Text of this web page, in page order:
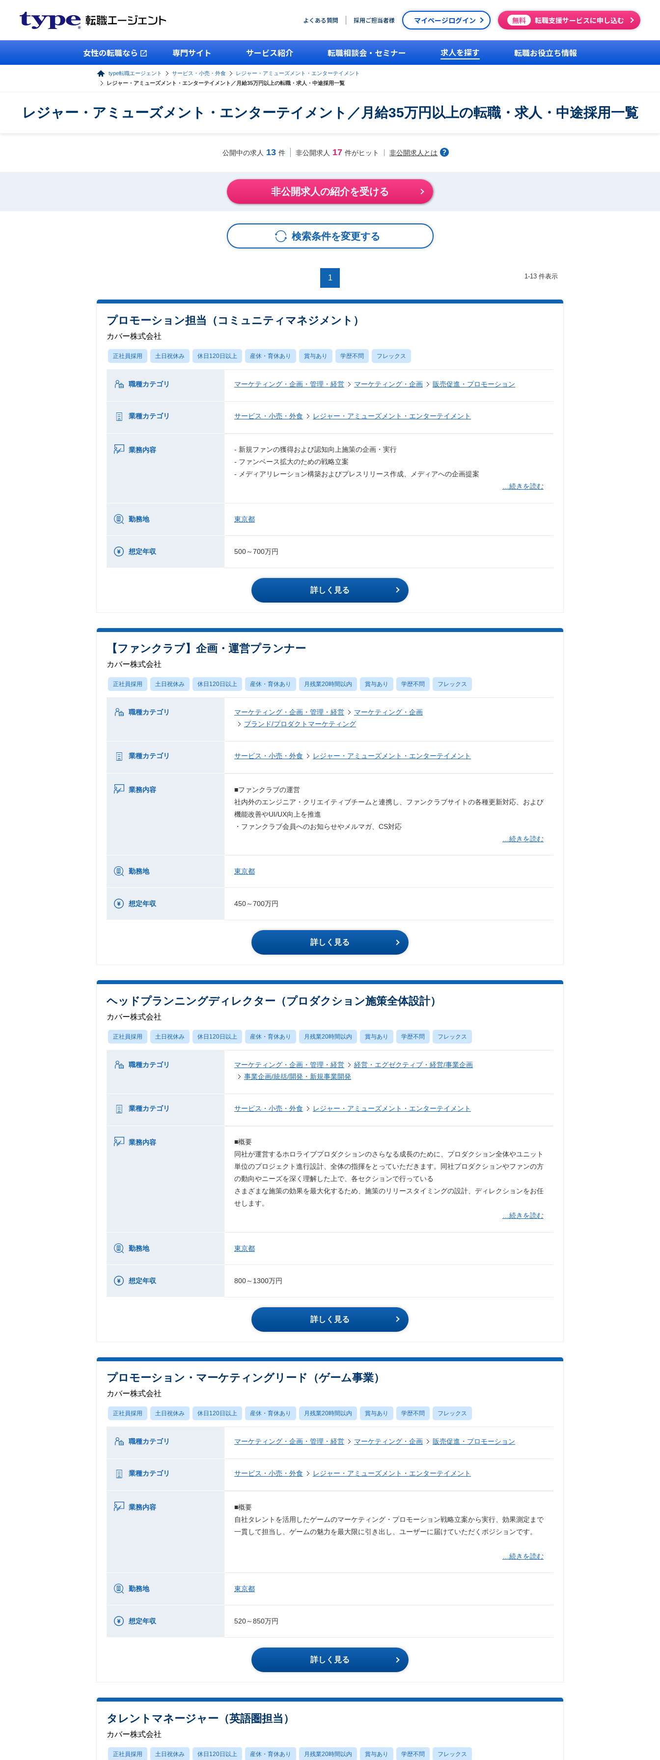
よくある質問 採用ご担当者様 マイページログイン 無料 転職支援サービスに申し込む
女性の転職なら 専門サイト サービス紹介 転職相談会・セミナー 求人を探す 転職お役立ち情報
type転職エージェント サービス・小売・外食
レジャー・アミューズメント・エンターテイメント
レジャー・アミューズメント・エンターテイメント／月給35万円以上の転職・求人・中途採用一覧
レジャー・アミューズメント・エンターテイメント／月給35万円以上の転職・求人・中途採用一覧
公開中の求人 13 件 非公開求人 17 件がヒット 非公開求人とは
非公開求人の紹介を受ける
検索条件を変更する
1 1-13 件表示
プロモーション担当（コミュニティマネジメント）
カバー株式会社
正社員採用 土日祝休み 休日120日以上 産休・育休あり 賞与あり 学歴不問 フレックス
職種カテゴリ マーケティング・企画・管理・経営 マーケティング・企画 販売促進・プロモーション
業種カテゴリ サービス・小売・外食 レジャー・アミューズメント・エンターテイメント
業務内容
- 新規ファンの獲得および認知向上施策の企画・実行
- ファンベース拡大のための戦略立案
- メディアリレーション構築およびプレスリリース作成、メディアへの企画提案
…続きを読む
勤務地 東京都
想定年収 500～700万円
詳しく見る
【ファンクラブ】企画・運営プランナー
カバー株式会社
正社員採用 土日祝休み 休日120日以上 産休・育休あり 月残業20時間以内 賞与あり 学歴不問 フレックス
職種カテゴリ マーケティング・企画・管理・経営
マーケティング・企画
ブランド/プロダクトマーケティング
業種カテゴリ サービス・小売・外食 レジャー・アミューズメント・エンターテイメント
業務内容
■ファンクラブの運営
社内外のエンジニア・クリエイティブチームと連携し、ファンクラブサイトの各種更新対応、および
機能改善やUI/UX向上を推進
・ファンクラブ会員へのお知らせやメルマガ、CS対応
…続きを読む
勤務地 東京都
想定年収 450～700万円
詳しく見る
ヘッドプランニングディレクター（プロダクション施策全体設計）
カバー株式会社
正社員採用 土日祝休み 休日120日以上 産休・育休あり 月残業20時間以内 賞与あり 学歴不問 フレックス
職種カテゴリ マーケティング・企画・管理・経営
経営・エグゼクティブ・経営/事業企画
事業企画/統括/開発・新規事業開発
業種カテゴリ サービス・小売・外食 レジャー・アミューズメント・エンターテイメント
業務内容
■概要
同社が運営するホロライブプロダクションのさらなる成長のために、プロダクション全体やユニット
単位のプロジェクト進行設計、全体の指揮をとっていただきます。同社プロダクションやファンの方
の動向やニーズを深く理解した上で、各セクションで行っている
さまざまな施策の効果を最大化するため、施策のリリースタイミングの設計、ディレクションをお任
せします。
…続きを読む
勤務地 東京都
想定年収 800～1300万円
詳しく見る
プロモーション・マーケティングリード（ゲーム事業）
カバー株式会社
正社員採用 土日祝休み 休日120日以上 産休・育休あり 月残業20時間以内 賞与あり 学歴不問 フレックス
職種カテゴリ マーケティング・企画・管理・経営 マーケティング・企画 販売促進・プロモーション
業種カテゴリ サービス・小売・外食 レジャー・アミューズメント・エンターテイメント
業務内容
■概要
自社タレントを活用したゲームのマーケティング・プロモーション戦略立案から実行、効果測定まで
一貫して担当し、ゲームの魅力を最大限に引き出し、ユーザーに届けていただくポジションです。
…続きを読む
勤務地 東京都
想定年収 520～850万円
詳しく見る
タレントマネージャー（英語圏担当）
カバー株式会社
正社員採用 土日祝休み 休日120日以上 産休・育休あり 月残業20時間以内 賞与あり 学歴不問 フレックス